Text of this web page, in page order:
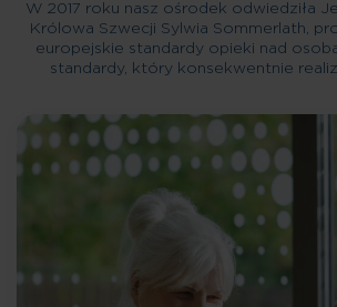
W 2017 roku nasz ośrodek odwiedziła
Królowa Szwecji Sylwia Sommerlath,
europejskie standardy opieki nad
standardy, który konsekwentnie